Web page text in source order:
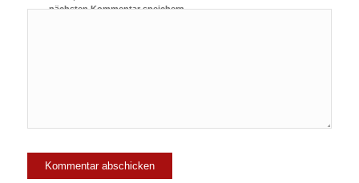
nächsten Kommentar speichern.